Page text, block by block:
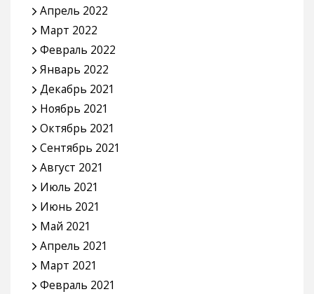
Апрель 2022
Март 2022
Февраль 2022
Январь 2022
Декабрь 2021
Ноябрь 2021
Октябрь 2021
Сентябрь 2021
Август 2021
Июль 2021
Июнь 2021
Май 2021
Апрель 2021
Март 2021
Февраль 2021